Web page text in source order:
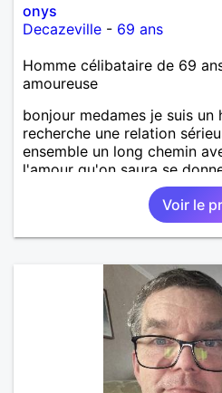
onys
Decazeville - 69 ans
Homme célibataire de 69
amoureuse
bonjour medames je suis un
recherche une relation
ensemble un long chemin
l'amour qu'on saura se
Voir le